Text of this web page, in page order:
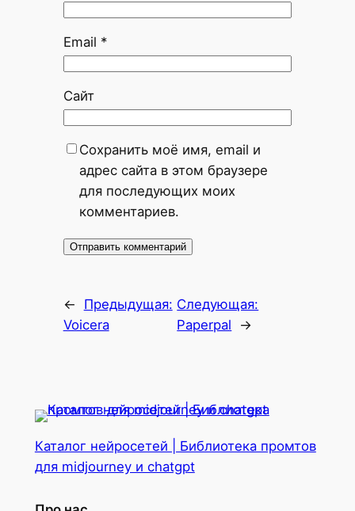
Email *
Сайт
Сохранить моё имя, email и
адрес сайта в этом браузере
для последующих моих
комментариев.
←
Предыдущая:
Voicera
Следующая:
Paperpal
→
Каталог нейросетей | Библиотека промтов
для midjourney и chatgpt